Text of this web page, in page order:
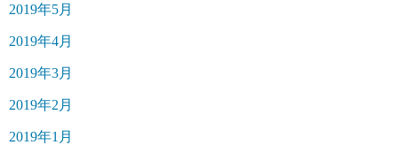
2019年5月
2019年4月
2019年3月
2019年2月
2019年1月